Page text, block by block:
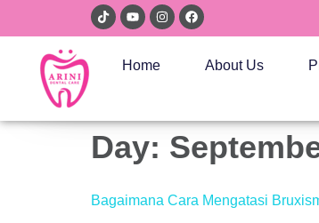
Home About Us
Day:
Bagaimana Cara Mengatasi